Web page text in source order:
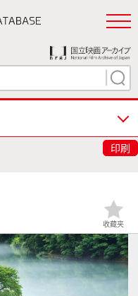
印刷
收藏夹